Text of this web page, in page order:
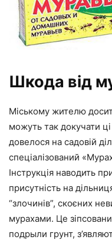
Шкода від
Міському жителю
можуть так докучати
довелося на садовій
спеціалізований
Інструкція наводить
присутність на
“злочинів”, скоєних
мурахами. Це
подрыли грунт,